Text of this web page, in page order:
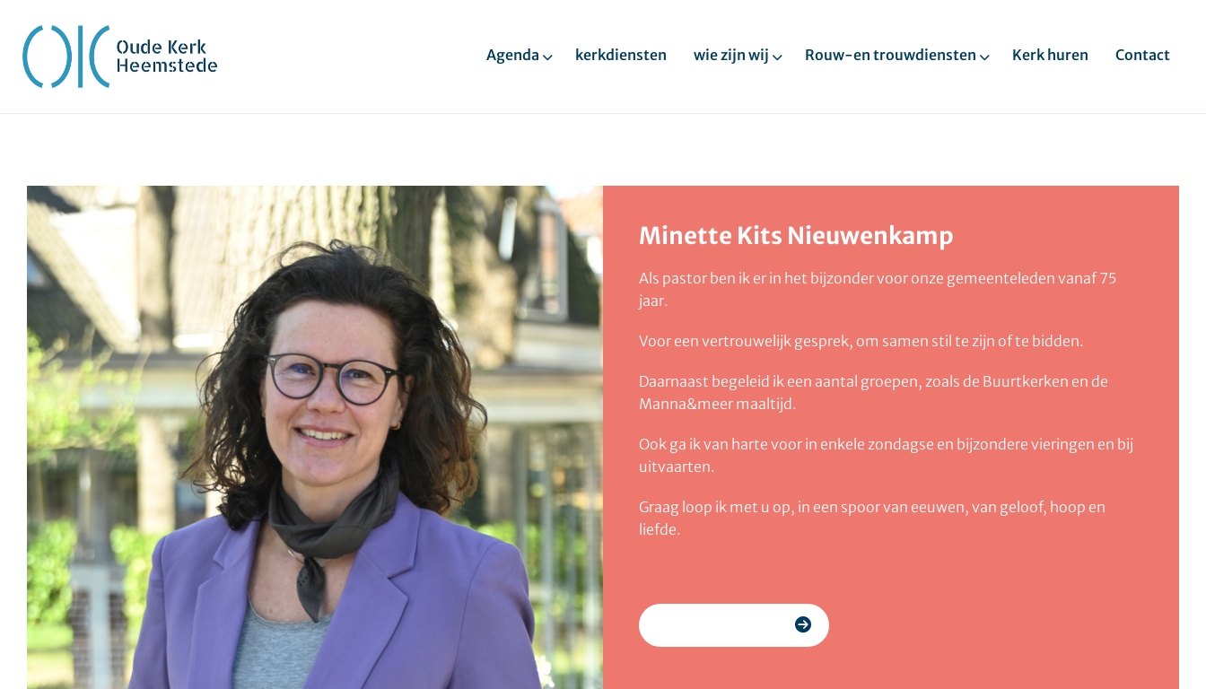
Agenda kerkdiensten wie zijn wij Rouw-en trouwdiensten Kerk huren Contact
Minette Kits Nieuwenkamp
Als pastor ben ik er in het bijzonder voor onze gemeenteleden vanaf 75
jaar.
Voor een vertrouwelijk gesprek, om samen stil te zijn of te bidden.
Daarnaast begeleid ik een aantal groepen, zoals de Buurtkerken en de
Manna&meer maaltijd.
Ook ga ik van harte voor in enkele zondagse en bijzondere vieringen en bij
uitvaarten.
Graag loop ik met u op, in een spoor van eeuwen, van geloof, hoop en
liefde.